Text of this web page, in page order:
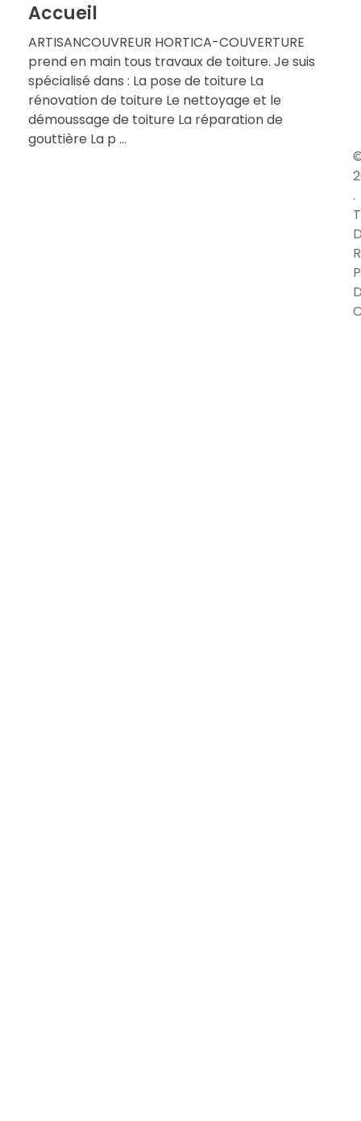
Accueil
ARTISANCOUVREUR HORTICA-COUVERTURE
prend en main tous travaux de toiture. Je suis
spécialisé dans : La pose de toiture La
rénovation de toiture Le nettoyage et le
démoussage de toiture La réparation de
gouttière La p ...
.